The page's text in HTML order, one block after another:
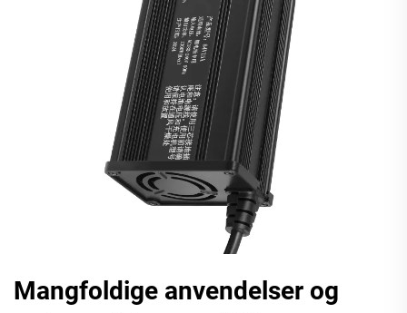
Mangfoldige anvendelser og